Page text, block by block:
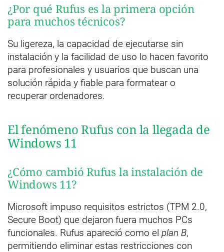
¿Por qué Rufus es la primera opción
para muchos técnicos?
Su ligereza, la capacidad de ejecutarse sin
instalación y la facilidad de uso lo hacen favorito
para profesionales y usuarios que buscan una
solución rápida y fiable para formatear o
recuperar ordenadores.
El fenómeno Rufus con la llegada de
Windows 11
¿Cómo cambió Rufus la instalación de
Windows 11?
Microsoft impuso requisitos estrictos (TPM 2.0,
Secure Boot) que dejaron fuera muchos PCs
funcionales. Rufus apareció como el plan B,
permitiendo eliminar estas restricciones con